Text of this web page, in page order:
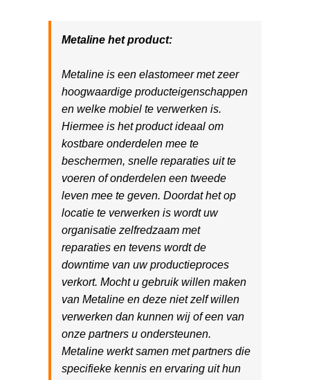
Metaline het product:
Metaline is een elastomeer met zeer
hoogwaardige producteigenschappen
en welke mobiel te verwerken is.
Hiermee is het product ideaal om
kostbare onderdelen mee te
beschermen, snelle reparaties uit te
voeren of onderdelen een tweede
leven mee te geven. Doordat het op
locatie te verwerken is wordt uw
organisatie zelfredzaam met
reparaties en tevens wordt de
downtime van uw productieproces
verkort. Mocht u gebruik willen maken
van Metaline en deze niet zelf willen
verwerken dan kunnen wij of een van
onze partners u ondersteunen.
Metaline werkt samen met partners die
specifieke kennis en ervaring uit hun